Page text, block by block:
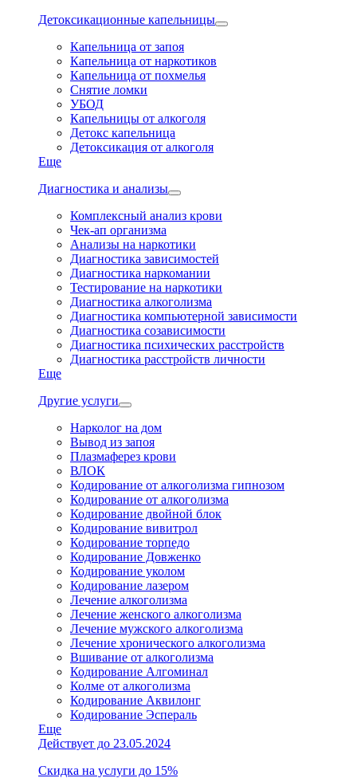
Детоксикационные капельницы
Капельница от запоя
Капельница от наркотиков
Капельница от похмелья
Снятие ломки
УБОД
Капельницы от алкоголя
Детокс капельница
Детоксикация от алкоголя
Еще
Диагностика и анализы
Комплексный анализ крови
Чек-ап организма
Анализы на наркотики
Диагностика зависимостей
Диагностика наркомании
Тестирование на наркотики
Диагностика алкоголизма
Диагностика компьютерной зависимости
Диагностика созависимости
Диагностика психических расстройств
Диагностика расстройств личности
Еще
Другие услуги
Нарколог на дом
Вывод из запоя
Плазмаферез крови
ВЛОК
Кодирование от алкоголизма гипнозом
Кодирование от алкоголизма
Кодирование двойной блок
Кодирование вивитрол
Кодирование торпедо
Кодирование Довженко
Кодирование уколом
Кодирование лазером
Лечение алкоголизма
Лечение женского алкоголизма
Лечение мужского алкоголизма
Лечение хронического алкоголизма
Вшивание от алкоголизма
Кодирование Алгоминал
Колме от алкоголизма
Кодирование Аквилонг
Кодирование Эспераль
Еще
Действует до 23.05.2024
Скидка на услуги до 15%